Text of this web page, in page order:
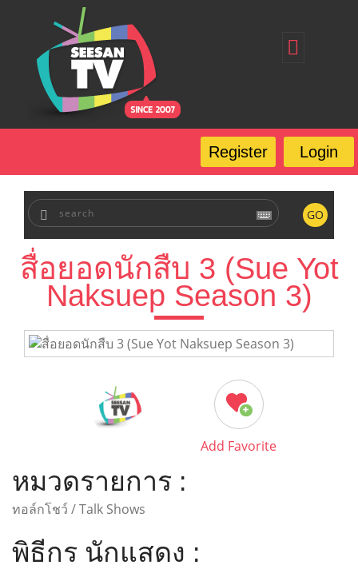
Register
Login
Forgot Password
FAQ
Login
Register
GO
สื่อยอดนักสืบ 3 (Sue Yot
Naksuep Season 3)
Add Favorite
หมวดรายการ :
ทอล์กโชว์ / Talk Shows
พิธีกร นักแสดง :